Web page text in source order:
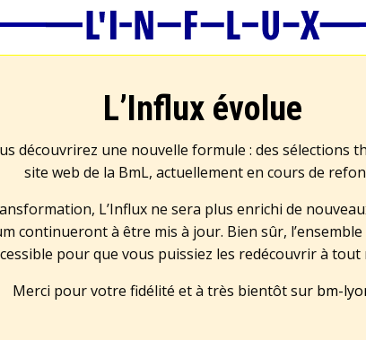
L’Influx évolue
découvrirez une nouvelle formule : des sélections
site web de la BmL, actuellement en cours de
L’Influx ne sera plus enrichi de
continueront à être mis à jour. Bien sûr,
pour que vous puissiez les redécouvrir à tout
Merci pour votre fidélité et à très bientôt sur bm-